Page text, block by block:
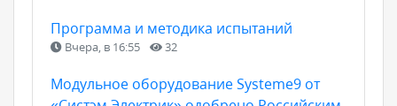
Программа и методика испытаний
Вчера, в 16:55 32
Модульное оборудование Systeme9 от